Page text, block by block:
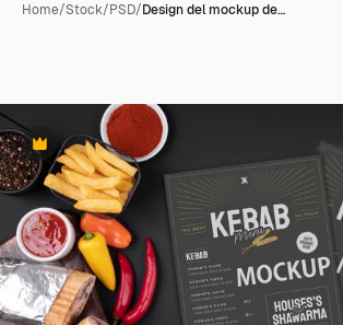
Home/Stock/PSD/Design del mockup de…
Premium